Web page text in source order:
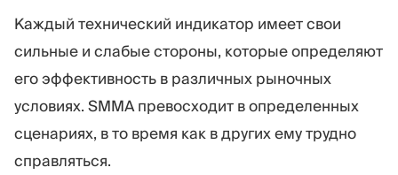
Каждый технический индикатор имеет свои
сильные и слабые стороны, которые определяют
его эффективность в различных рыночных
условиях. SMMA превосходит в определенных
сценариях, в то время как в других ему трудно
справляться.